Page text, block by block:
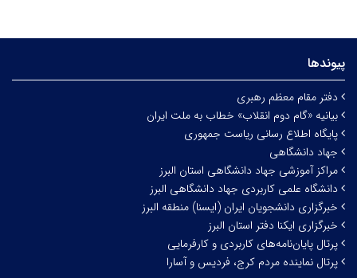
پیوندها
دفتر مقام معظم رهبری
بیانیه «گام دوم انقلاب» خطاب به ملت ایران
پایگاه اطلاع رسانی ریاست جمهوری
جهاد دانشگاهی
مراکز آموزشی جهاد دانشگاهی استان البرز
دانشگاه علمی کاربردی جهاد دانشگاهی البرز
خبرگزاری دانشجویان ایران (ایسنا) منطقه البرز
خبرگزاری ایکنا دفتر استان البرز
پرتال پایان‌نامه‌های کاربردی و کارفرمایی
پرتال نماینده مردم کرج، فردیس و آسارا